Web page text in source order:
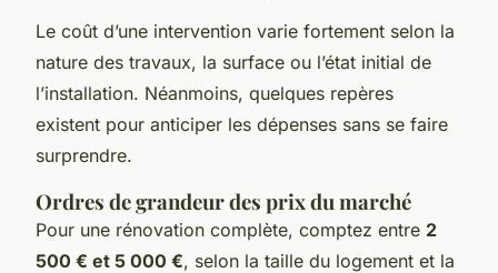
Le coût d’une intervention varie fortement selon la
nature des travaux, la surface ou l’état initial de
l’installation. Néanmoins, quelques repères
existent pour anticiper les dépenses sans se faire
surprendre.
Ordres de grandeur des prix du marché
Pour une rénovation complète, comptez entre 2
500 € et 5 000 €, selon la taille du logement et la